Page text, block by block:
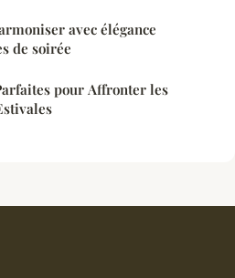
avec élégance
de soirée
pour Affronter les